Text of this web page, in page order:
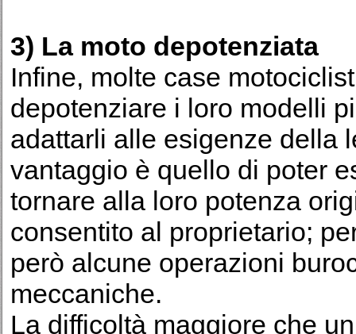
3) La moto depotenziata
Infine, molte case
depotenziare i loro modelli
adattarli alle esigenze della
vantaggio è quello di poter
tornare alla loro potenza
consentito al proprietario;
però alcune operazioni
meccaniche.
La difficoltà maggiore che